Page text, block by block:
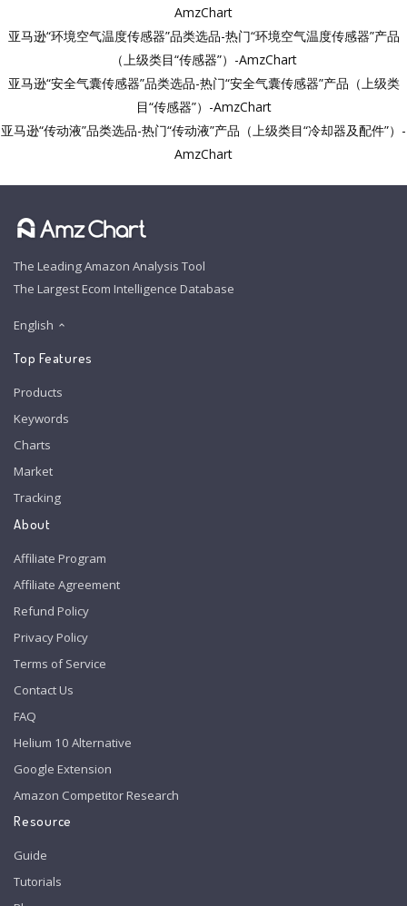
AmzChart
亚马逊“环境空气温度传感器”品类选品-热门“环境空气温度传感器”产品
（上级类目“传感器”）-AmzChart
亚马逊“安全气囊传感器”品类选品-热门“安全气囊传感器”产品（上级类
目“传感器”）-AmzChart
亚马逊“传动液”品类选品-热门“传动液”产品（上级类目“冷却器及配件”）-
AmzChart
The Leading Amazon Analysis Tool
The Largest Ecom Intelligence Database
English
Top Features
Products
Keywords
Charts
Market
Tracking
About
Affiliate Program
Affiliate Agreement
Refund Policy
Privacy Policy
Terms of Service
Contact Us
FAQ
Helium 10 Alternative
Google Extension
Amazon Competitor Research
Resource
Guide
Tutorials